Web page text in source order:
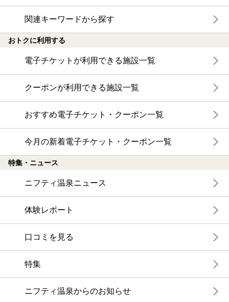
関連キーワードから探す
おトクに利用する
電子チケットが利用できる施設一覧
クーポンが利用できる施設一覧
おすすめ電子チケット・クーポン一覧
今月の新着電子チケット・クーポン一覧
特集・ニュース
ニフティ温泉ニュース
体験レポート
口コミを見る
特集
ニフティ温泉からのお知らせ